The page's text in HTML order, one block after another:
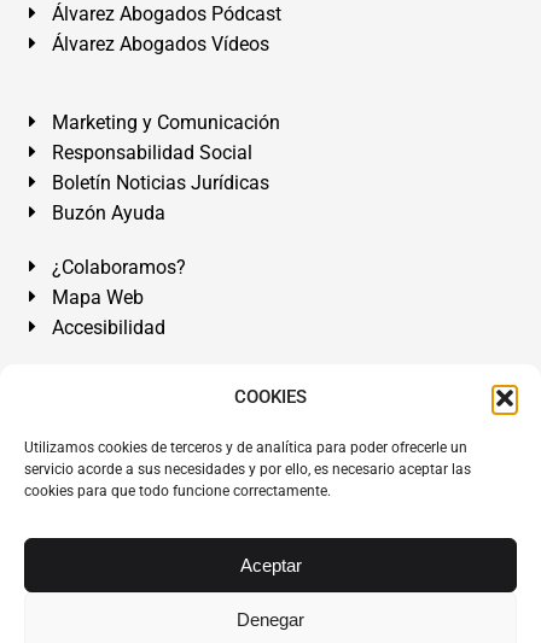
COOKIES
Utilizamos cookies de terceros y de analítica para poder ofrecerle un
servicio acorde a sus necesidades y por ello, es necesario aceptar las
cookies para que todo funcione correctamente.
Aceptar
Denegar
Álvarez Abogados Pódcast
Álvarez Abogados Vídeos
Marketing y Comunicación
Responsabilidad Social
Boletín Noticias Jurídicas
Buzón Ayuda
¿Colaboramos?
Mapa Web
Accesibilidad
Álvarez Abogados Tenerife:Calle Teobaldo Power Nº 7,
de Tenerife. Islas Canarias.
Somos Abogados especialistas del Derecho desde 1954.
Tenerife Sur .Mejores Abogados Tenerife
Abogados colegiados y ejercientes del ICATF.